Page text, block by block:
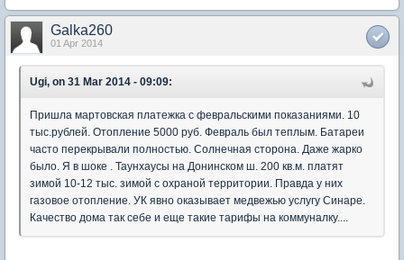
Galka260
01 Apr 2014
Ugi, on 31 Mar 2014 - 09:09:
Пришла мартовская платежка с февральскими показаниями. 10
тыс.рублей. Отопление 5000 руб. Февраль был теплым. Батареи
часто перекрывали полностью. Солнечная сторона. Даже жарко
было. Я в шоке . Таунхаусы на Донинском ш. 200 кв.м. платят
зимой 10-12 тыс. зимой с охраной территории. Правда у них
газовое отопление. УК явно оказывает медвежью услугу Синаре.
Качество дома так себе и еще такие тарифы на коммуналку....